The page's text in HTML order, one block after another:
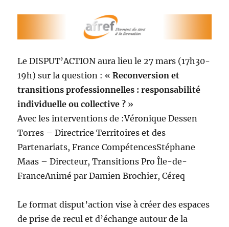
Le DISPUT’ACTION aura lieu le 27 mars (17h30-
19h) sur la question : « Reconversion et
transitions professionnelles : responsabilité
individuelle ou collective ? »
Avec les interventions de :Véronique Dessen
Torres – Directrice Territoires et des
Partenariats, France CompétencesStéphane
Maas – Directeur, Transitions Pro Île-de-
FranceAnimé par Damien Brochier, Céreq
Le format disput’action vise à créer des espaces
de prise de recul et d’échange autour de la